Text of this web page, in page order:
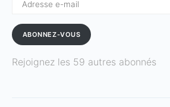
ABONNEZ-VOUS
Rejoignez les 59 autres abonnés